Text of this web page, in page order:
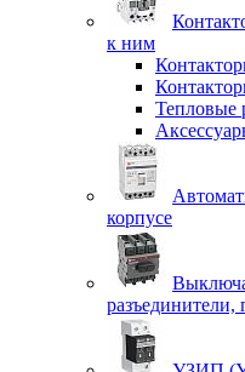
к ним
Тепловые
корпусе
разъединители,